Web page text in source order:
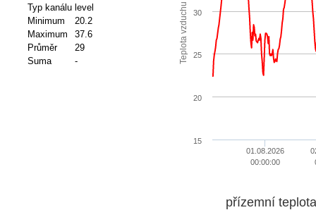
Typ kanálu level
Minimum
20.2
Maximum
37.6
Průměr
29
Suma
- Teplota vzduchu
01.08.2026
00:00:00
15
20
25
30
přízemní